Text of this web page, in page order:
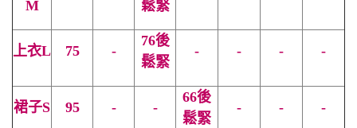
M
鬆緊
上衣L 75 -
76後
鬆緊
- - - -
裙子S 95 - -
66後
鬆緊
- - -